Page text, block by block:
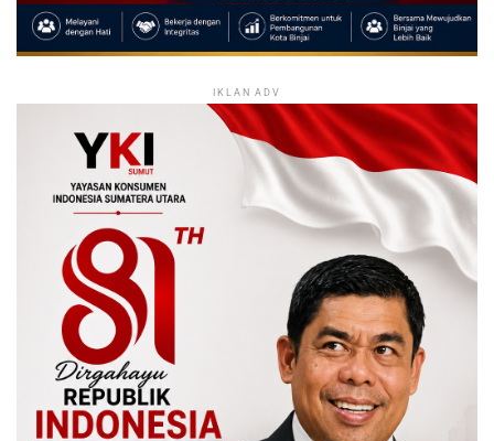
IKLAN ADV